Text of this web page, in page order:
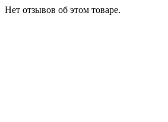
Нет отзывов об этом товаре.